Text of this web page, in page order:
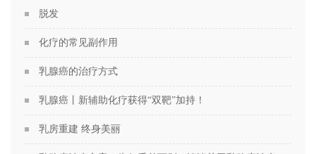
脱发
化疗的常见副作用
乳腺癌的治疗方式
乳腺癌丨新辅助化疗获得“双靶”加持！
乳房重建 终身美丽